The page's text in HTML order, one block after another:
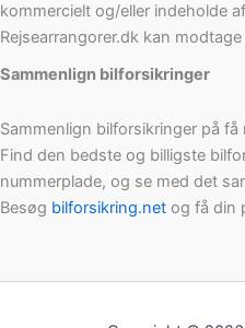
kommercielt og/eller indeholde
Rejsearrangorer.dk kan
Sammenlign bilforsikringer
Sammenlign bilforsikringer på få
Find den bedste og billigste
nummerplade, og se med det
Besøg bilforsikring.net og få din